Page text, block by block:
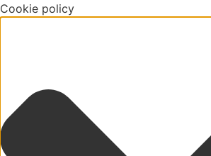
Cookie policy